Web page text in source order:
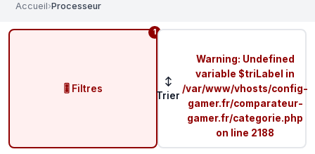
Accueil›Processeur
🎚️ Filtres
1
↕
Trier
Warning: Undefined
variable $triLabel in
/var/www/vhosts/config-
gamer.fr/comparateur-
gamer.fr/categorie.php
on line 2188